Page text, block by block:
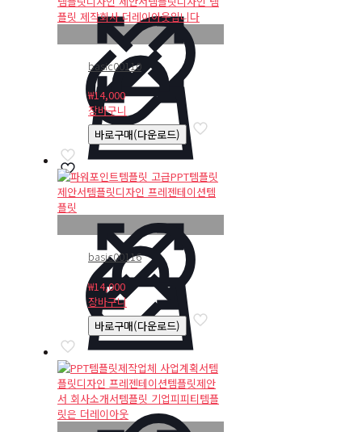
basic00110
₩14,000
장바구니
바로구매(다운로드)
basic00116
₩14,000
장바구니
바로구매(다운로드)